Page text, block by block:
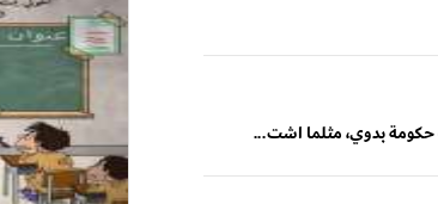
حكومة بدوي، مثلما اشت...